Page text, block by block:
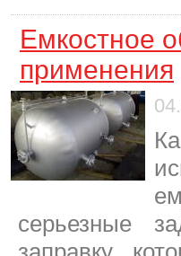
Емкостное
применения
серьезные